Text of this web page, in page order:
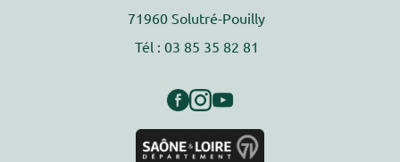
71960 Solutré-Pouilly
Tél : 03 85 35 82 81